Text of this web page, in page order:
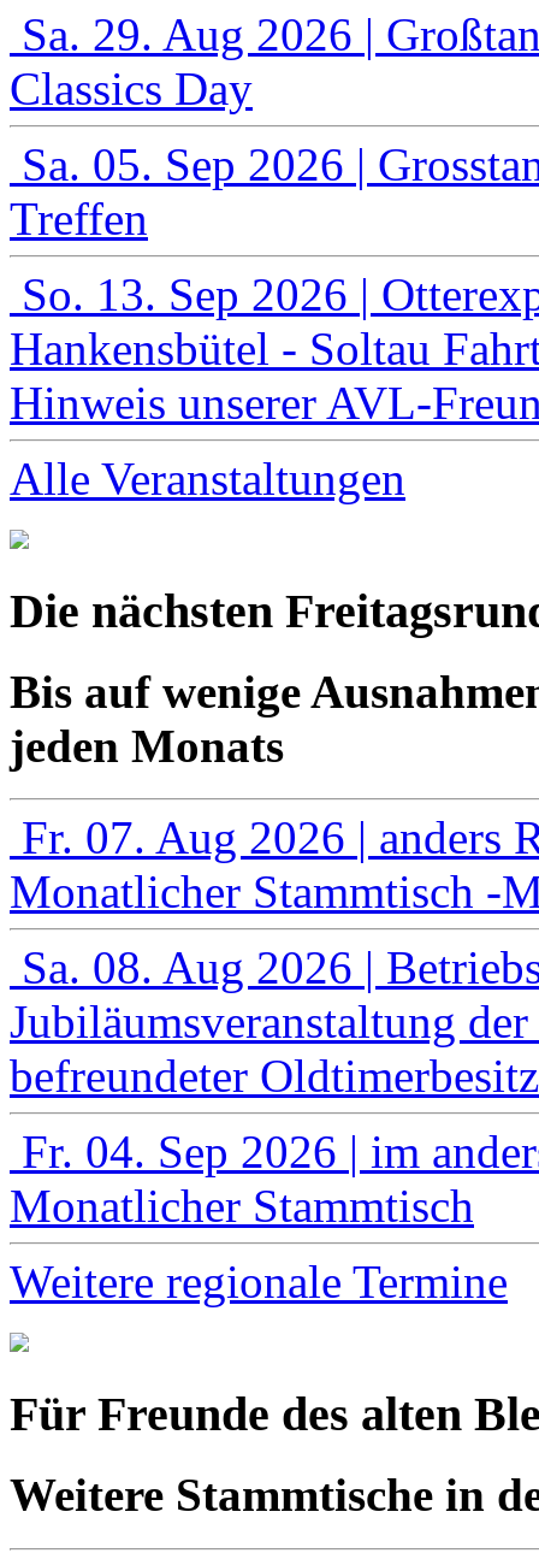
Sa. 29. Aug 2026 |
Classics Day
Sa. 05. Sep 2026 |
Treffen
So. 13. Sep 2026 |
Hankensbütel - Soltau
Hinweis unserer AVL-
Alle Veranstaltungen
Die nächsten
Bis auf wenige
jeden Monats
Fr. 07. Aug 2026 | anders
Monatlicher Stammtisch -
Sa. 08. Aug 2026 |
Jubiläumsveranstaltung
befreundeter
Fr. 04. Sep 2026 | im
Monatlicher Stammtisch
Weitere regionale Termine
Für Freunde des alten
Weitere Stammtische in